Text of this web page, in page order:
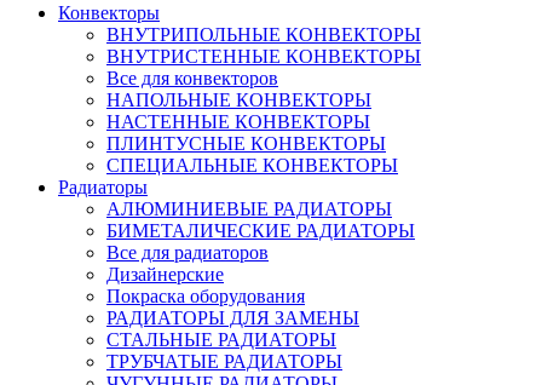
Конвекторы
ВНУТРИПОЛЬНЫЕ КОНВЕКТОРЫ
ВНУТРИСТЕННЫЕ КОНВЕКТОРЫ
Все для конвекторов
НАПОЛЬНЫЕ КОНВЕКТОРЫ
НАСТЕННЫЕ КОНВЕКТОРЫ
ПЛИНТУСНЫЕ КОНВЕКТОРЫ
СПЕЦИАЛЬНЫЕ КОНВЕКТОРЫ
Радиаторы
АЛЮМИНИЕВЫЕ РАДИАТОРЫ
БИМЕТАЛИЧЕСКИЕ РАДИАТОРЫ
Все для радиаторов
Дизайнерские
Покраска оборудования
РАДИАТОРЫ ДЛЯ ЗАМЕНЫ
СТАЛЬНЫЕ РАДИАТОРЫ
ТРУБЧАТЫЕ РАДИАТОРЫ